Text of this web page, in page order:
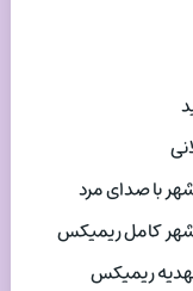
با صدای مرد
کامل ریمیکس
ریمیکس